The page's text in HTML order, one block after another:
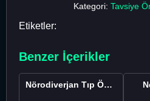
Kategori: Tavsiye
Etiketler:
Benzer İçerikler
Nörodiverjan Tıp Öğrencisi Yeni Bir Yol Arıyor